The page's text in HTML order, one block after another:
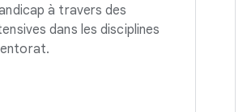
à travers des
dans les disciplines